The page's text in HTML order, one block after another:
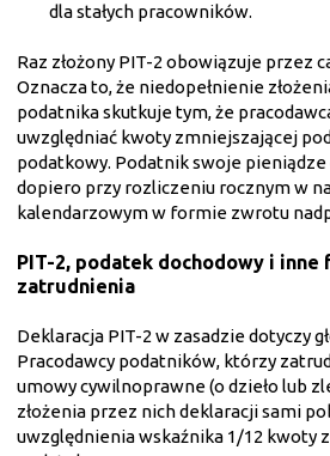
dla stałych pracowników.
Raz złożony PIT-2 obowiązuje przez
Oznacza to, że niedopełnienie
podatnika skutkuje tym, że
uwzględniać kwoty zmniejszającej
podatkowy. Podatnik swoje
dopiero przy rozliczeniu rocznym w
kalendarzowym w formie zwrotu
PIT-2, podatek dochodowy i inne
zatrudnienia
Deklaracja PIT-2 w zasadzie dotyczy
Pracodawcy podatników, którzy
umowy cywilnoprawne (o dzieło lub
złożenia przez nich deklaracji sami
uwzględnienia wskaźnika 1/12 kwoty